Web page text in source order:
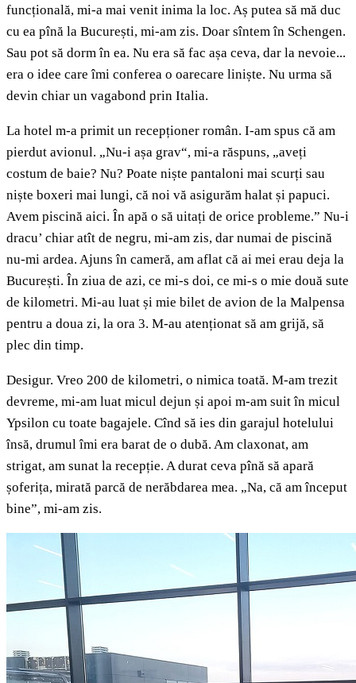
funcțională, mi-a mai venit inima la loc. Aș putea să mă duc
cu ea pînă la București, mi-am zis. Doar sîntem în Schengen.
Sau pot să dorm în ea. Nu era să fac așa ceva, dar la nevoie...
era o idee care îmi conferea o oarecare liniște. Nu urma să
devin chiar un vagabond prin Italia.
La hotel m-a primit un recepționer român. I-am spus că am
pierdut avionul. „Nu-i așa grav“, mi-a răspuns, „aveți
costum de baie? Nu? Poate niște pantaloni mai scurți sau
niște boxeri mai lungi, că noi vă asigurăm halat și papuci.
Avem piscină aici. În apă o să uitați de orice probleme.” Nu-i
dracu’ chiar atît de negru, mi-am zis, dar numai de piscină
nu-mi ardea. Ajuns în cameră, am aflat că ai mei erau deja la
București. În ziua de azi, ce mi-s doi, ce mi-s o mie două sute
de kilometri. Mi-au luat și mie bilet de avion de la Malpensa
pentru a doua zi, la ora 3. M-au atenționat să am grijă, să
plec din timp.
Desigur. Vreo 200 de kilometri, o nimica toată. M-am trezit
devreme, mi-am luat micul dejun și apoi m-am suit în micul
Ypsilon cu toate bagajele. Cînd să ies din garajul hotelului
însă, drumul îmi era barat de o dubă. Am claxonat, am
strigat, am sunat la recepție. A durat ceva pînă să apară
șoferița, mirată parcă de nerăbdarea mea. „Na, că am început
bine”, mi-am zis.